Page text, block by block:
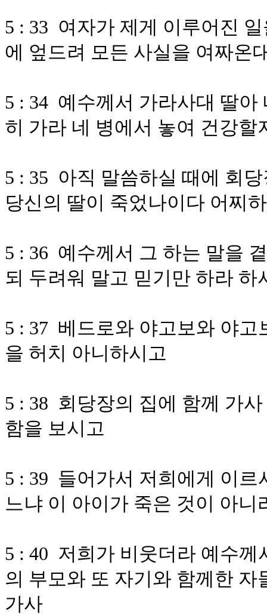
5 : 33 여자가 제게 이루어진
에 엎드려 모든 사실을 여짜온
5 : 34 예수께서 가라사대 딸
히 가라 네 병에서 놓여 건강할
5 : 35 아직 말씀하실 때에 회
당신의 딸이 죽었나이다 어찌
5 : 36 예수께서 그 하는 말을
되 두려워 말고 믿기만 하라 하
5 : 37 베드로와 야고보와 야
을 허치 아니하시고
5 : 38 회당장의 집에 함께 가
함을 보시고
5 : 39 들어가서 저희에게 이
느냐 이 아이가 죽은 것이 아니
5 : 40 저희가 비웃더라 예수
의 부모와 또 자기와 함께한
가사